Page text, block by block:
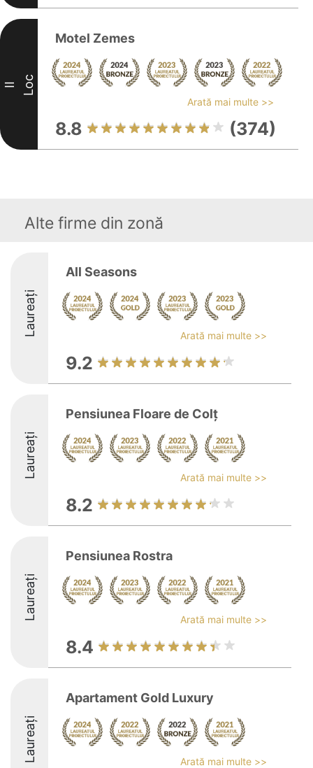
II Loc
Motel Zemes
Arată mai multe >>
8.8 (374)
Alte firme din zonă
Laureați
All Seasons
Arată mai multe >>
9.2
Laureați
Pensiunea Floare de Colț
Arată mai multe >>
8.2
Laureați
Pensiunea Rostra
Arată mai multe >>
8.4
Laureați
Apartament Gold Luxury
Arată mai multe >>